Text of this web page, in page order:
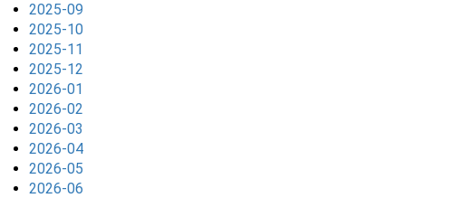
2025-09
2025-10
2025-11
2025-12
2026-01
2026-02
2026-03
2026-04
2026-05
2026-06